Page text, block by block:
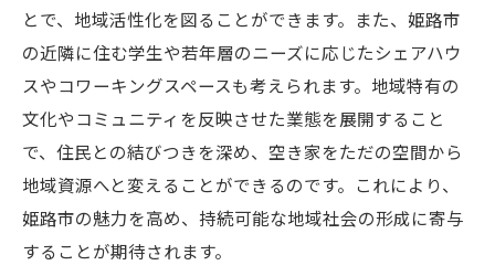
とで、地域活性化を図ることができます。また、姫路市
の近隣に住む学生や若年層のニーズに応じたシェアハウ
スやコワーキングスペースも考えられます。地域特有の
文化やコミュニティを反映させた業態を展開すること
で、住民との結びつきを深め、空き家をただの空間から
地域資源へと変えることができるのです。これにより、
姫路市の魅力を高め、持続可能な地域社会の形成に寄与
することが期待されます。